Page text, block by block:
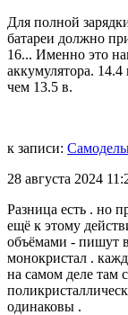
Для полной
батареи должно
16... Именно это
аккумулятора.
чем 13.5 в.
к записи:
28 августа 2024
Разница есть . но
ещё к этому
объёмами - пишут
монокристал .
на самом деле там
одинаковы .